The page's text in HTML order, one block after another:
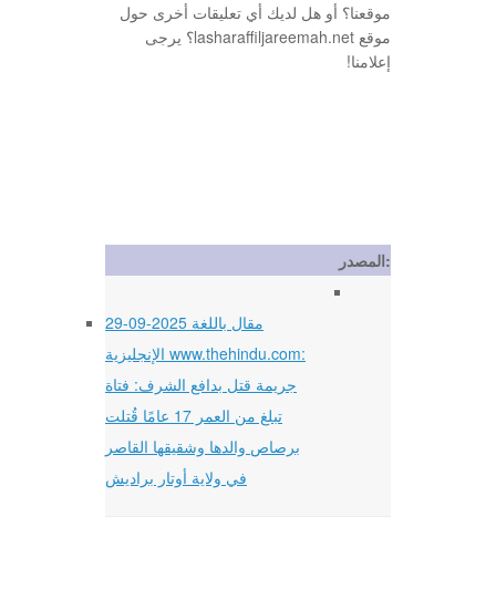
موقعنا؟ أو هل لديك أي تعليقات أخرى حول
موقع lasharaffiljareemah.net؟ يرجى
إعلامنا!
المصدر:
29-09-2025 مقال باللغة
الإنجليزية www.thehindu.com:
جريمة قتل بدافع الشرف: فتاة
تبلغ من العمر 17 عامًا قُتلت
برصاص والدها وشقيقها القاصر
في ولاية أوتار براديش